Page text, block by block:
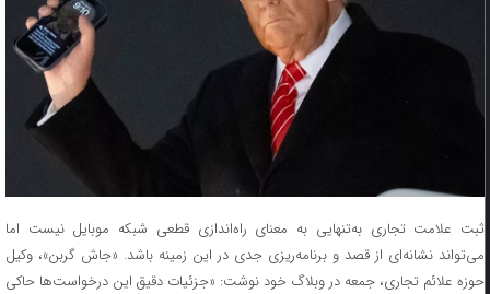
ثبت علامت تجاری به‌تنهایی به معنای راه‌اندازی قطعی شبکه موبایل نیست اما
می‌تواند نشانه‌ای از قصد و برنامه‌ریزی جدی در این زمینه باشد. «جاش گربن»، وکیل
حوزه علائم تجاری، جمعه در وبلاگ خود نوشت: «جزئیات دقیق این درخواست‌ها حاکی